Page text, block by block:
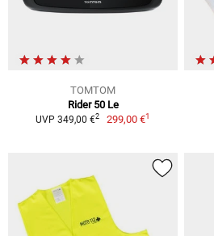
TOMTOM
Rider 50 Le
UVP 349,00 €2 299,00 €1